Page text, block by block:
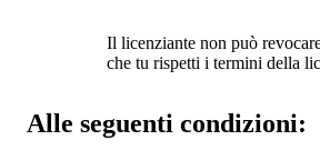
Il licenziante non può
che tu rispetti i termini della
Alle seguenti condizioni: